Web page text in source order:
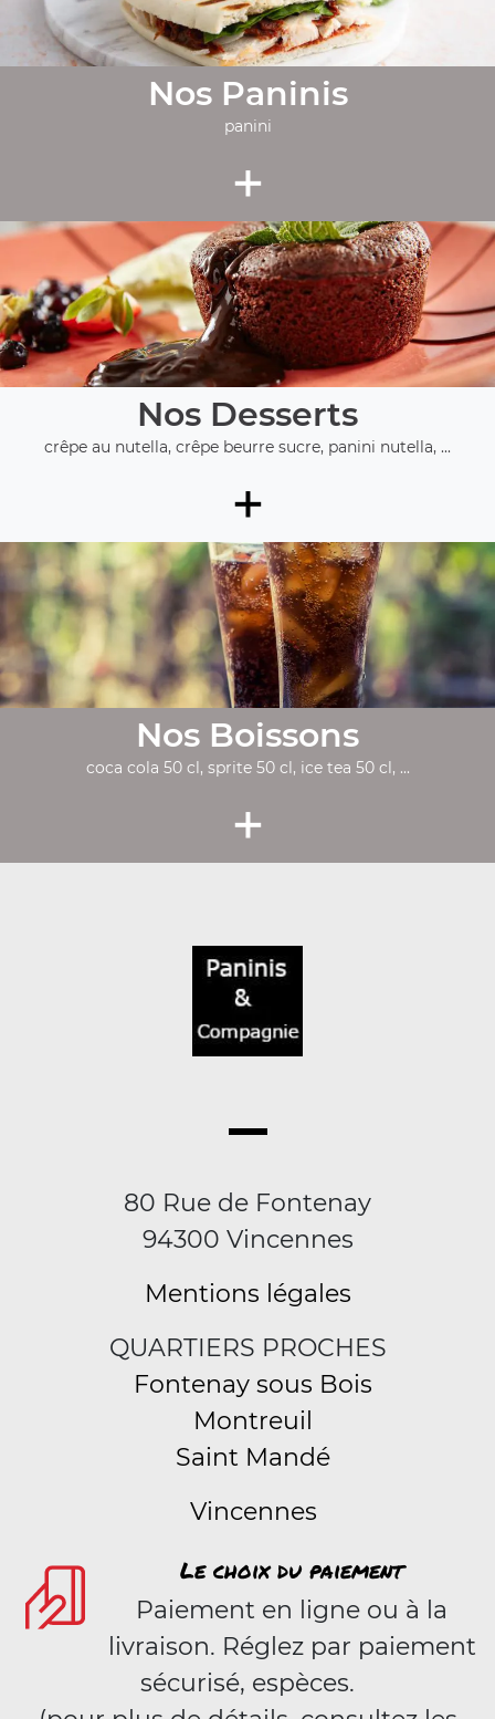
Nos Paninis
panini
+
Nos Desserts
crêpe au nutella, crêpe beurre sucre, panini nutella, ...
+
Nos Boissons
coca cola 50 cl, sprite 50 cl, ice tea 50 cl, ...
+
80 Rue de Fontenay
94300 Vincennes
Mentions légales
QUARTIERS PROCHES
Fontenay sous Bois
Montreuil
Saint Mandé
Vincennes
Le choix du paiement
Paiement en ligne ou à la
livraison. Réglez par paiement
sécurisé, espèces.